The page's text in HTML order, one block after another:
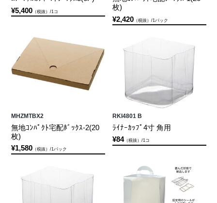
¥5,400（税抜）/1コ
枚)
¥2,420（税抜）/1パック
MHZMTBX2
無地ｺﾝﾊﾟｸﾄ宅配ﾎﾞｯｸｽ-2(20
枚)
¥1,580（税抜）/1パック
RKI4801 B
ﾗｲﾅｰｶｯﾌﾟ4寸 角用
¥84（税抜）/1コ